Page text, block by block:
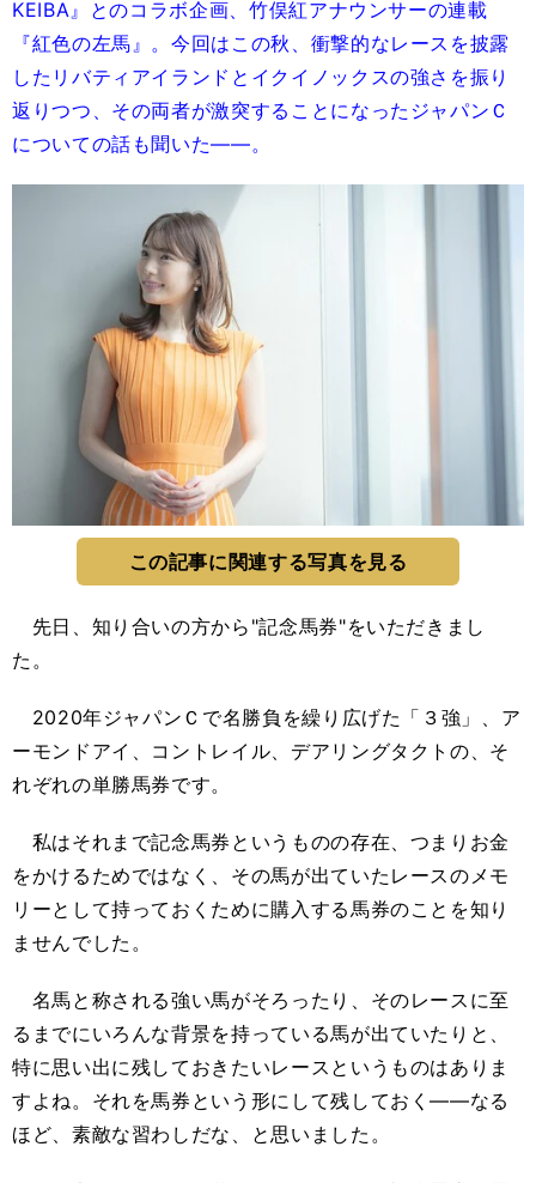
KEIBA』とのコラボ企画、竹俣紅アナウンサーの連載
『紅色の左馬』。今回はこの秋、衝撃的なレースを披露
したリバティアイランドとイクイノックスの強さを振り
返りつつ、その両者が激突することになったジャパンＣ
についての話も聞いた――。
この記事に関連する写真を見る
先日、知り合いの方から"記念馬券"をいただきまし
た。
2020年ジャパンＣで名勝負を繰り広げた「３強」、ア
ーモンドアイ、コントレイル、デアリングタクトの、そ
れぞれの単勝馬券です。
私はそれまで記念馬券というものの存在、つまりお金
をかけるためではなく、その馬が出ていたレースのメモ
リーとして持っておくために購入する馬券のことを知り
ませんでした。
名馬と称される強い馬がそろったり、そのレースに至
るまでにいろんな背景を持っている馬が出ていたりと、
特に思い出に残しておきたいレースというものはありま
すよね。それを馬券という形にして残しておく――なる
ほど、素敵な習わしだな、と思いました。